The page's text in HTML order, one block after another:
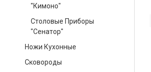
"Кимоно"
Столовые Приборы
"Сенатор"
Ножи Кухонные
Сковороды